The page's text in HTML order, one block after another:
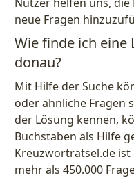
neue Fragen
Wie finde ich eine
donau?
Mit Hilfe der Suche
oder ähnliche Fragen
der Lösung kennen,
Buchstaben als Hilfe
Kreuzworträtsel.de
mehr als 450.000